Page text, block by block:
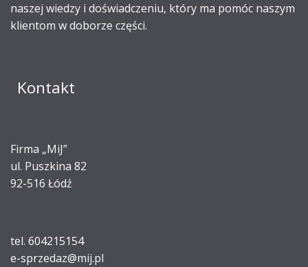
naszej wiedzy i doświadczeniu, który ma pomóc naszym
klientom w doborze części.
Kontakt
Firma „MiJ”
ul. Puszkina 82
92-516 Łódź
tel. 604215154
e-sprzedaz@mij.pl